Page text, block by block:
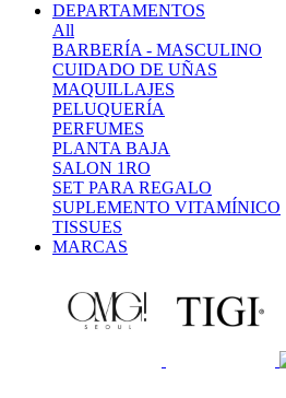
DEPARTAMENTOS
All
BARBERÍA - MASCULINO
CUIDADO DE UÑAS
MAQUILLAJES
PELUQUERÍA
PERFUMES
PLANTA BAJA
SALON 1RO
SET PARA REGALO
SUPLEMENTO VITAMÍNICO
TISSUES
MARCAS